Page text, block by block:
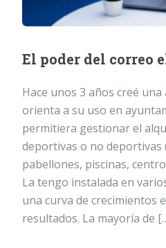
El poder del correo
Hace unos 3 años creé
orienta a su uso en
permitiera gestionar el
deportivas o no deportivas
pabellones, piscinas,
La tengo instalada en
una curva de crecimientos
resultados. La mayoría de